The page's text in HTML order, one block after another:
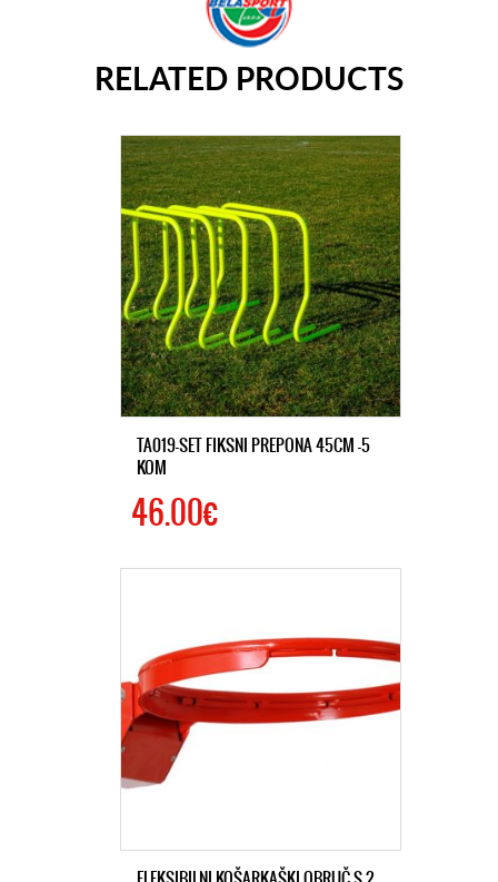
RELATED PRODUCTS
TA019-SET FIKSNI PREPONA 45CM -5
KOM
46.00€